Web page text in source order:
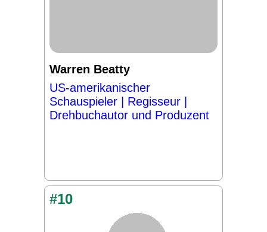
Warren Beatty
US-amerikanischer
Schauspieler | Regisseur |
Drehbuchautor und Produzent
#10